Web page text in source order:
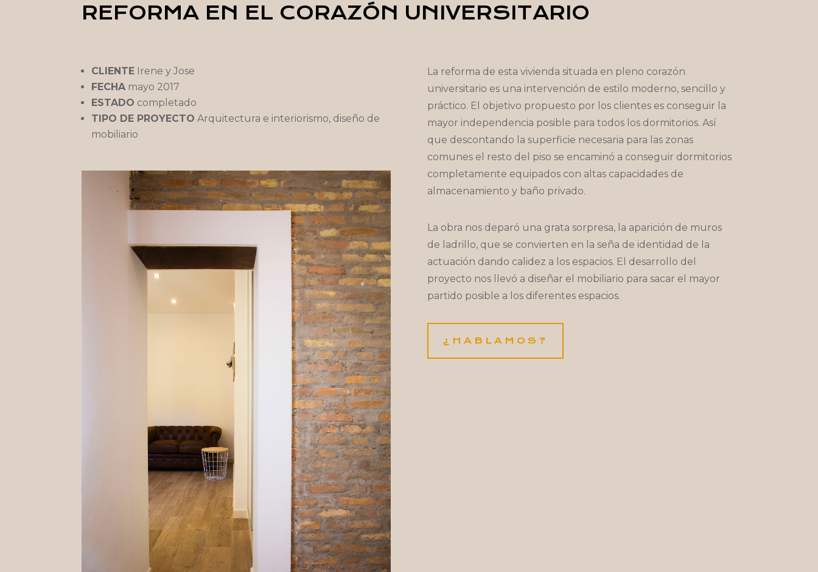
REFORMA EN EL CORAZÓN UNIVERSITARIO
CLIENTE Irene y Jose
FECHAmayo 2017
ESTADO completado
TIPO DE PROYECTO Arquitectura e interiorismo, diseño de
mobiliario
La reforma de esta vivienda situada en pleno corazón
universitario es una intervención de estilo moderno, sencillo y
práctico. El objetivo propuesto por los clientes es conseguir la
mayor independencia posible para todos los dormitorios. Así
que descontando la superficie necesaria para las zonas
comunes el resto del piso se encaminó a conseguir dormitorios
completamente equipados con altas capacidades de
almacenamiento y baño privado.
La obra nos deparó una grata sorpresa, la aparición de muros
de ladrillo, que se convierten en la seña de identidad de la
actuación dando calidez a los espacios. El desarrollo del
proyecto nos llevó a diseñar el mobiliario para sacar el mayor
partido posible a los diferentes espacios.
¿HABLAMOS?